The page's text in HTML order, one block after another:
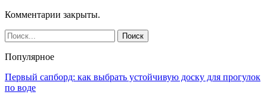
Комментарии закрыты.
Популярное
Первый сапборд: как выбрать устойчивую доску для прогулок
по воде